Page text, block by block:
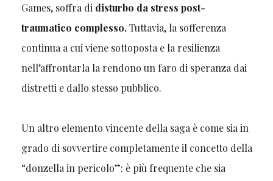
Games, soffra di disturbo da stress post-
traumatico complesso.Tuttavia, la sofferenza
continua a cui viene sottoposta e la resilienza
nell’affrontarla la rendono un faro di speranza dai
distretti e dallo stesso pubblico.
Un altro elemento vincente della saga è come sia in
grado di sovvertire completamente il concetto della
“donzella in pericolo”: è più frequente che sia